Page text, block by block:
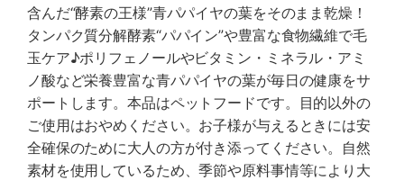
含んだ“酵素の王様”青パパイヤの葉をそのまま乾燥！
タンパク質分解酵素“パパイン”や豊富な食物繊維で毛
玉ケア♪ポリフェノールやビタミン・ミネラル・アミ
ノ酸など栄養豊富な青パパイヤの葉が毎日の健康をサ
ポートします。本品はペットフードです。目的以外の
ご使用はおやめください。お子様が与えるときには安
全確保のために大人の方が付き添ってください。自然
素材を使用しているため、季節や原料事情等により大